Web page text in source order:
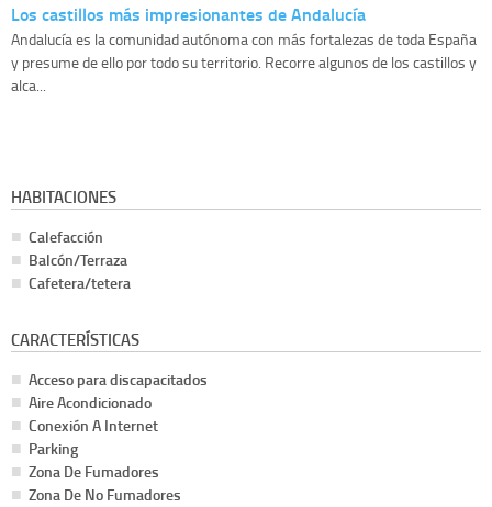
Los castillos más impresionantes de Andalucía
Andalucía es la comunidad autónoma con más fortalezas de toda España
y presume de ello por todo su territorio. Recorre algunos de los castillos y
alca...
HABITACIONES
Calefacción
Balcón/Terraza
Cafetera/tetera
CARACTERÍSTICAS
Acceso para discapacitados
Aire Acondicionado
Conexión A Internet
Parking
Zona De Fumadores
Zona De No Fumadores